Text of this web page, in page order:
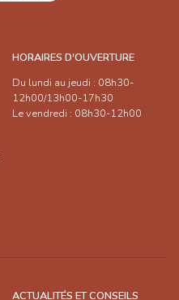
HORAIRES D'OUVERTURE
Du lundi au jeudi : 08h30-
12h00/13h00-17h30
Le vendredi : 08h30-12h00
ACTUALITÉS ET CONSEILS